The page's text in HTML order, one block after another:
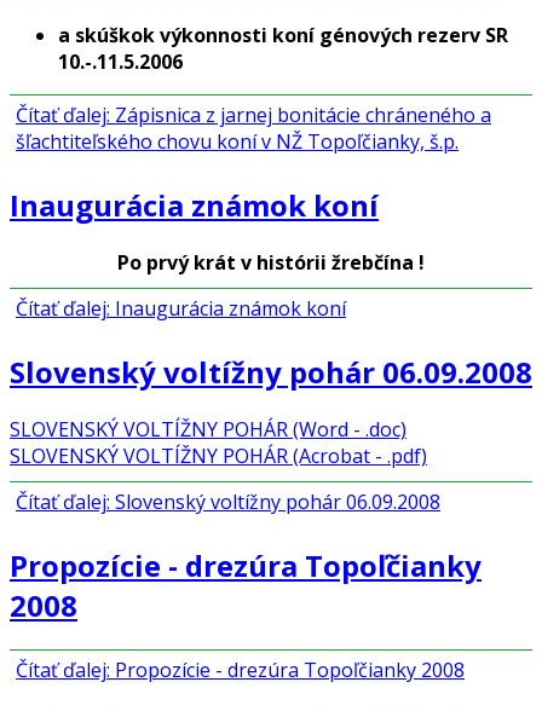
a skúškok výkonnosti koní génových rezerv SR
10.-.11.5.2006
Čítať ďalej: Zápisnica z jarnej bonitácie chráneného a
šľachtiteľského chovu koní v NŽ Topoľčianky, š.p.
Inaugurácia známok koní
Po prvý krát v histórii žrebčína !
Čítať ďalej: Inaugurácia známok koní
Slovenský voltížny pohár 06.09.2008
SLOVENSKÝ VOLTÍŽNY POHÁR (Word - .doc)
SLOVENSKÝ VOLTÍŽNY POHÁR (Acrobat - .pdf)
Čítať ďalej: Slovenský voltížny pohár 06.09.2008
Propozície - drezúra Topoľčianky
2008
Čítať ďalej: Propozície - drezúra Topoľčianky 2008